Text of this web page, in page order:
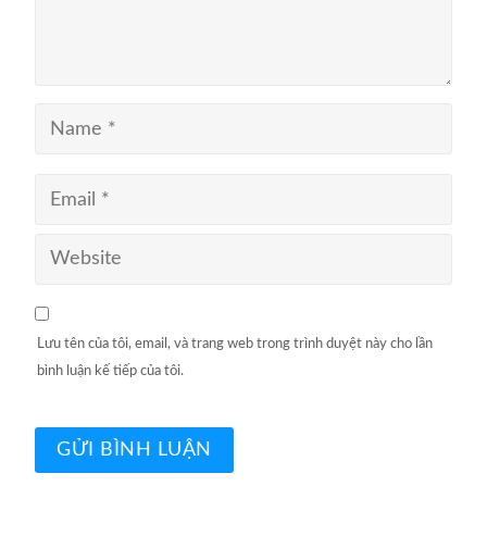
Lưu tên của tôi, email, và trang web trong trình duyệt này cho lần
bình luận kế tiếp của tôi.